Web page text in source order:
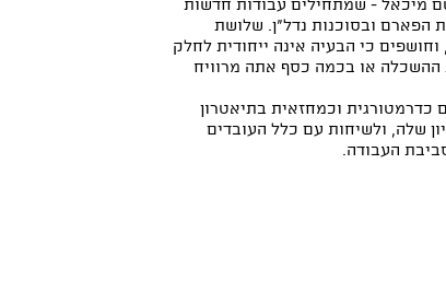
מיכאל - שמתחילים עבודות חדשות
הפארם ובסוכנות נדל"ן. שלושת
כי הבעיה אינה ייחודית לחלק
ההשכלה או בכמה כסף אתה מרוויח
כדרמטורגית וכמחזאית בתיאטרון
שלה, ולשיחות עם כלל העובדים
העבודה.